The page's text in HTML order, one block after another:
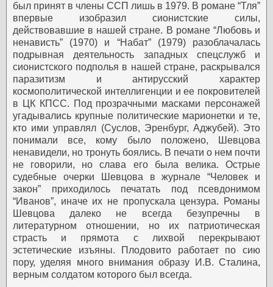
был принят в члены ССП лишь в 1979. В романе “Тля”
впервые изобразил сионистские силы,
действовавшие в нашей стране. В романе “Любовь и
ненависть” (1970) и “Набат” (1979) разоблачалась
подрывная деятельность западных спецслужб и
сионистского подполья в нашей стране, раскрывался
паразитизм и антирусский характер
космополитической интеллигенции и ее покровителей
в ЦК КПСС. Под прозрачными масками персонажей
угадывались крупные политические марионетки и те,
кто ими управлял (Суслов, Эренбург, Аджубей). Это
понимали все, кому было положено, Шевцова
ненавидели, но тронуть боялись. В печати о нем почти
не говорили, но слава его была велика. Острые
судебные очерки Шевцова в журнале “Человек и
закон” приходилось печатать под псевдонимом
“Иванов”, иначе их не пропускала цензура. Романы
Шевцова далеко не всегда безупречны в
литературном отношении, но их патриотическая
страсть и прямота с лихвой перекрывают
эстетические изъяны. Плодовито работает по сию
пору, уделяя много внимания образу И.В. Сталина,
верным солдатом которого был всегда.